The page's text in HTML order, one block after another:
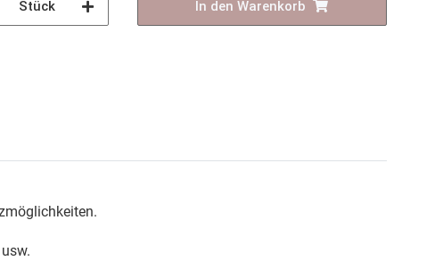
Stück In den Warenkorb